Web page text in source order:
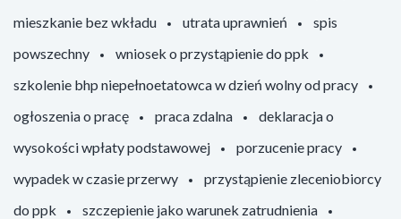
mieszkanie bez wkładu
utrata uprawnień
spis
powszechny
wniosek o przystąpienie do ppk
szkolenie bhp niepełnoetatowca w dzień wolny od pracy
ogłoszenia o pracę
praca zdalna
deklaracja o
wysokości wpłaty podstawowej
porzucenie pracy
wypadek w czasie przerwy
przystąpienie zleceniobiorcy
do ppk
szczepienie jako warunek zatrudnienia